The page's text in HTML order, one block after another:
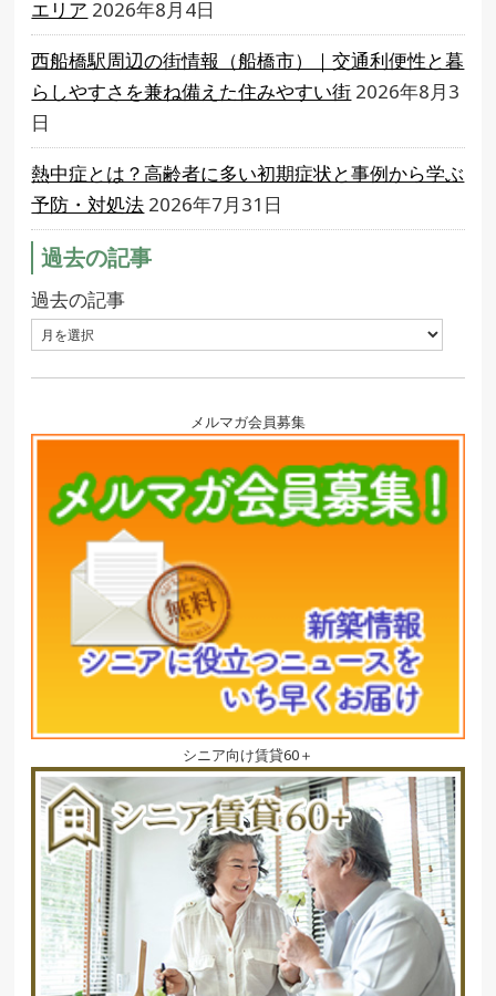
エリア 2026年8月4日
西船橋駅周辺の街情報（船橋市）｜交通利便性と暮
らしやすさを兼ね備えた住みやすい街 2026年8月3
日
熱中症とは？高齢者に多い初期症状と事例から学ぶ
予防・対処法 2026年7月31日
過去の記事
過去の記事
メルマガ会員募集
シニア向け賃貸60＋